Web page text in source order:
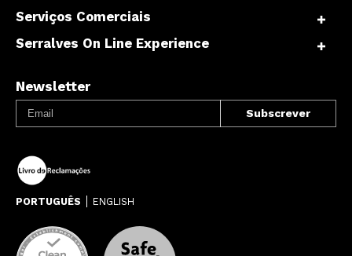
Serviços Comerciais
Serralves On Line Experience
Newsletter
PORTUGUÊS ENGLISH